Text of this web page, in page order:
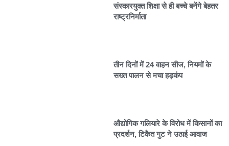
संस्कारयुक्त शिक्षा से ही बच्चे बनेंगे बेहतर
राष्ट्रनिर्माता
तीन दिनों में 24 वाहन सीज, नियमों के
सख्त पालन से मचा हड़कंप
औद्योगिक गलियारे के विरोध में किसानों का
प्रदर्शन, टिकैत गुट ने उठाई आवाज